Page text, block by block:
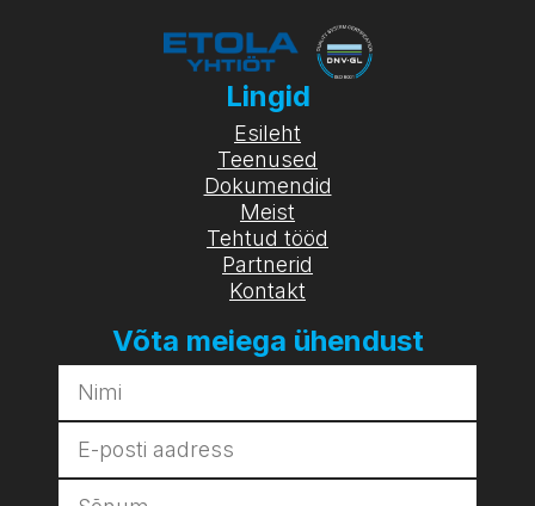
Lingid
Esileht
Teenused
Dokumendid
Meist
Tehtud tööd
Partnerid
Kontakt
Võta meiega ühendust